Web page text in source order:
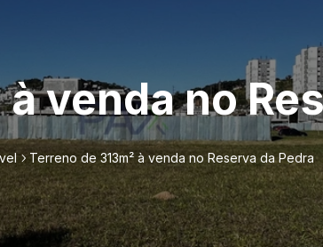
venda no
Terreno de 313m² à venda no Reserva da Pedra